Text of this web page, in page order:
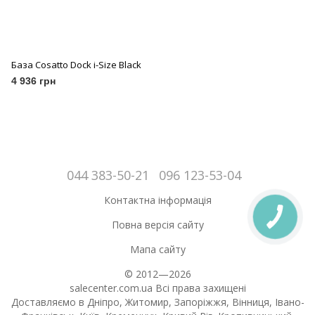
База Cosatto Dock i-Size Black
4 936 грн
044 383-50-21 096 123-53-04
Контактна інформація
Повна версія сайту
Мапа сайту
© 2012—2026
salecenter.com.ua Всі права захищені
Доставляємо в Дніпро, Житомир, Запоріжжя, Вінниця, Івано-